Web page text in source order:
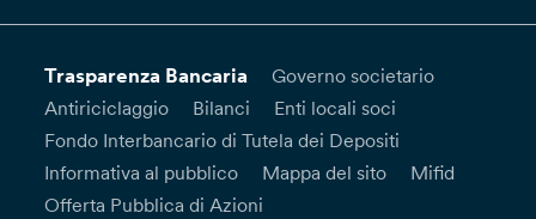
Trasparenza Bancaria
Governo societario
Antiriciclaggio
Bilanci
Enti locali soci
Fondo Interbancario di Tutela dei Depositi
Informativa al pubblico
Mappa del sito
Mifid
Offerta Pubblica di Azioni